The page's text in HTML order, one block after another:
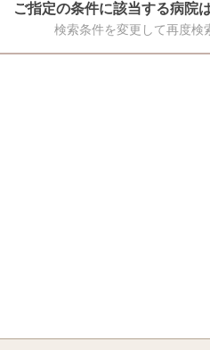
ご指定の条件に該当する病院
検索条件を変更して再度検